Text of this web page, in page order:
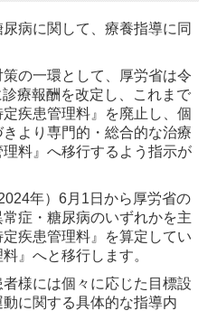
病に関して、療養指導に同
の一環として、厚労省は令
療報酬を改定し、これまで
疾患管理料』を廃止し、個
より専門的・総合的な治療
料』へ移行するよう指示が
年）6月1日から厚労省の
症・糖尿病のいずれかを主
疾患管理料』を算定してい
』へと移行します。
様には個々に応じた目標設
に関する具体的な指導内